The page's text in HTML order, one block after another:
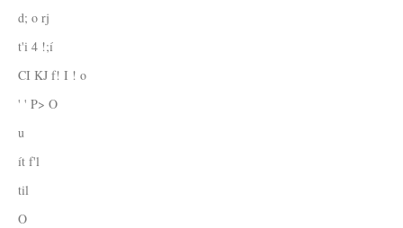
d; o rj
t'i 4 !;í
CI KJ f! I ! o
' ' P> O
u
ít f'l
til
O